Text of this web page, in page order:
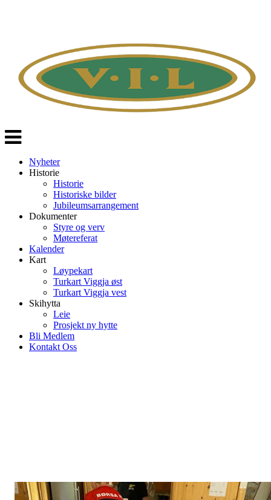
Veksle
navigasjon
Nyheter
Historie
Historie
Historiske bilder
Jubileumsarrangement
Dokumenter
Styre og verv
Møtereferat
Kalender
Kart
Løypekart
Turkart Viggja øst
Turkart Viggja vest
Skihytta
Leie
Prosjekt ny hytte
Bli Medlem
Kontakt Oss